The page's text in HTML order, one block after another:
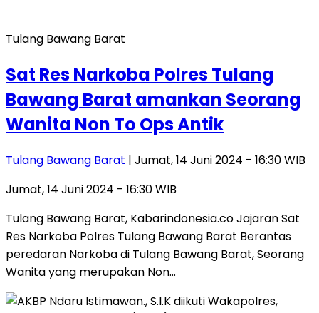
Tulang Bawang Barat
Sat Res Narkoba Polres Tulang
Bawang Barat amankan Seorang
Wanita Non To Ops Antik
Tulang Bawang Barat | Jumat, 14 Juni 2024 - 16:30 WIB
Jumat, 14 Juni 2024 - 16:30 WIB
Tulang Bawang Barat, Kabarindonesia.co Jajaran Sat
Res Narkoba Polres Tulang Bawang Barat Berantas
peredaran Narkoba di Tulang Bawang Barat, Seorang
Wanita yang merupakan Non…